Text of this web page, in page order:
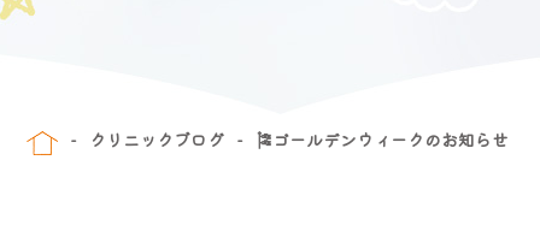
クリニックブログ 🎏ゴールデンウィークのお知らせ